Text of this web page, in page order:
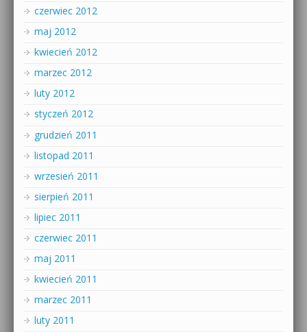
czerwiec 2012
maj 2012
kwiecień 2012
marzec 2012
luty 2012
styczeń 2012
grudzień 2011
listopad 2011
wrzesień 2011
sierpień 2011
lipiec 2011
czerwiec 2011
maj 2011
kwiecień 2011
marzec 2011
luty 2011